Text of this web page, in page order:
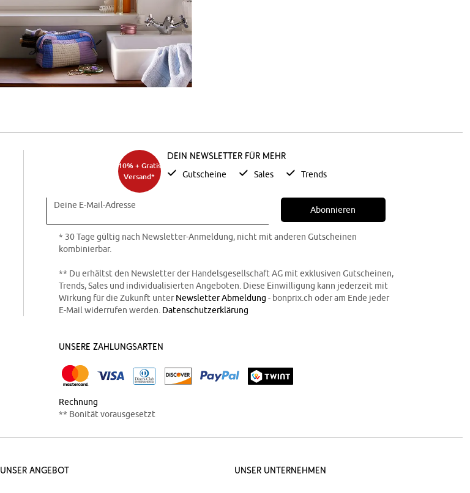
10% + Gratis
Versand*
Dein Newsletter für mehr
Gutscheine Sales Trends
Deine E-Mail-Adresse Abonnieren
* 30 Tage gültig nach Newsletter-Anmeldung, nicht mit anderen Gutscheinen
kombinierbar.
** Du erhältst den Newsletter der Handelsgesellschaft AG mit exklusiven Gutscheinen,
Trends, Sales und individualisierten Angeboten. Diese Einwilligung kann jederzeit mit
Wirkung für die Zukunft unterNewsletter Abmeldung - bonprix.ch oder am Ende jeder
E-Mail widerrufen werden. Datenschutzerklärung
Unsere Zahlungsarten
Rechnung
** Bonität vorausgesetzt
Unser Angebot Unser Unternehmen